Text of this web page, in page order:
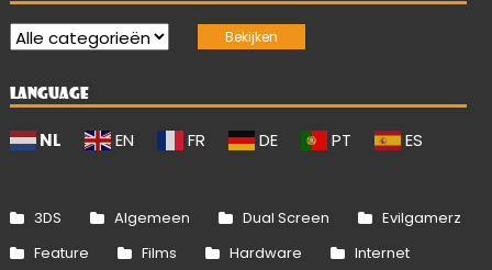
LANGUAGE
NL EN FR DE PT ES
3DS Algemeen Dual Screen
Evilgamerz
Feature
Films Hardware
Internet